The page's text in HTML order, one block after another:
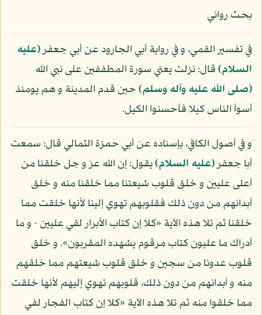
بحث روائي
في تفسير القمي، و في رواية أبي الجارود عن أبي جعفر(عليه
السلام)قال: نزلت يعني سورة المطففين على نبي الله
(صلى الله عليه وآله وسلم)حين قدم المدينة و هم يومئذ
أسوأ الناس كيلا فأحسنوا الكيل.
و في أصول الكافي، بإسناده عن أبي حمزة الثمالي قال: سمعت
أبا جعفر(عليه السلام)يقول: إن الله عز و جل خلقنا من
أعلى عليين و خلق قلوب شيعتنا مما خلقنا منه و خلق
أبدانهم من دون ذلك فقلوبهم تهوي إلينا لأنها خلقت مما
خلقنا ثم تلا هذه الآية «كلا إن كتاب الأبرار لفي عليين - و ما
أدراك ما عليون كتاب مرقوم يشهده المقربون». و خلق
قلوب عدونا من سجين و خلق قلوب شيعتهم مما خلقهم
منه و أبدانهم من دون ذلك، قلوبهم تهوي إليهم لأنها خلقت
مما خلقوا منه ثم تلا هذه الآية «كلا إن كتاب الفجار لفي